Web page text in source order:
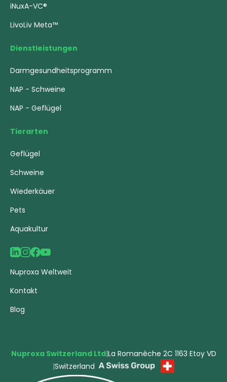
iNuxA-VC®
LivoLiv Meta™
Dienstleistungen
Darmgesundheitsprogramm
NAP - Schweine
NAP - Geflügel
Tierarten
Geflügel
Schweine
Wiederkäuer
Pets
Aquakultur
Nuproxa Weltweit
Kontakt
Blog
Nuproxa Switzerland Ltd|La Romanèche 2C 1163 Etoy VD
|Switzerland